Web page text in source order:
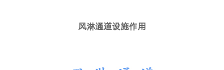
风淋通道设施作用